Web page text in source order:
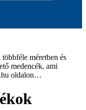
méretben és
medencék, ami
oldalon…